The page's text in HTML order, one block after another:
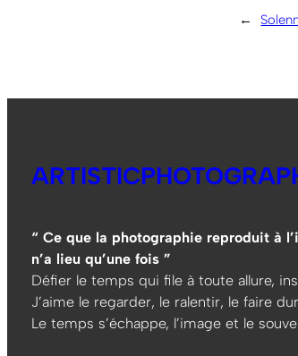
←
“ Ce que la photographie reproduit à
n’a lieu qu’une fois ”
Défier le temps qui file à toute allure,
J’aime le regarder, le ralentir, le faire
Le temps s’échappe, l’image et le